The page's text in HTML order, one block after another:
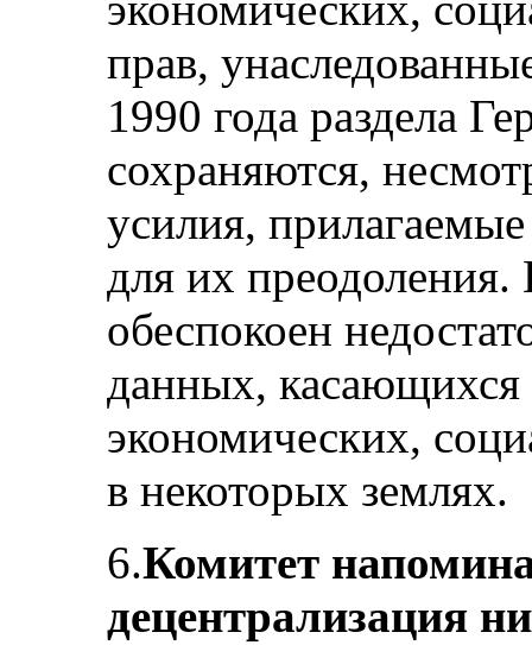
прав,
1990 года раздела
сохраняются,
усилия,
для их
обеспокоен
данных, касающихся
экономических,
в некоторых землях.
6.Комитет
децентрализация